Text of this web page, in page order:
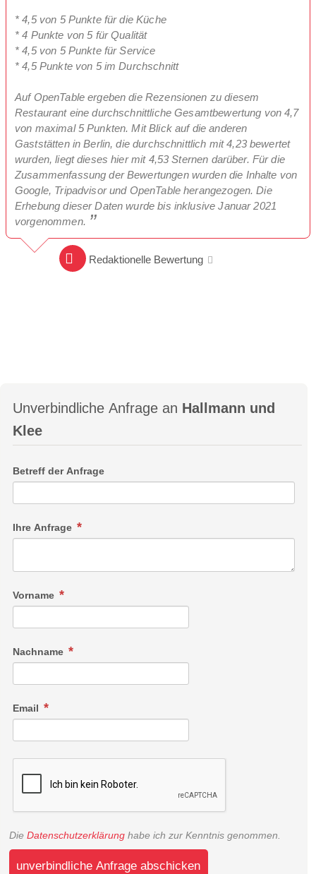
* 4,5 von 5 Punkte für die Küche
* 4 Punkte von 5 für Qualität
* 4,5 von 5 Punkte für Service
* 4,5 Punkte von 5 im Durchschnitt
Auf OpenTable ergeben die Rezensionen zu diesem
Restaurant eine durchschnittliche Gesamtbewertung von 4,7
von maximal 5 Punkten. Mit Blick auf die anderen
Gaststätten in Berlin, die durchschnittlich mit 4,23 bewertet
wurden, liegt dieses hier mit 4,53 Sternen darüber. Für die
Zusammenfassung der Bewertungen wurden die Inhalte von
Google, Tripadvisor und OpenTable herangezogen. Die
Erhebung dieser Daten wurde bis inklusive Januar 2021
vorgenommen.
Redaktionelle Bewertung
Unverbindliche Anfrage an Hallmann und
Klee
Betreff der Anfrage
Ihre Anfrage
Vorname
Nachname
Email
Die Datenschutzerklärung habe ich zur Kenntnis genommen.
unverbindliche Anfrage abschicken